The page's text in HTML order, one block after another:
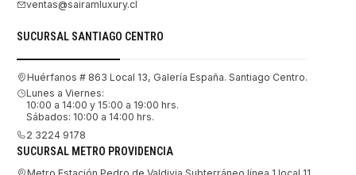
ventas@sairamluxury.cl
SUCURSAL SANTIAGO CENTRO
Huérfanos # 863 Local 13, Galería España. Santiago Centro.
Lunes a Viernes:
10:00 a 14:00 y 15:00 a 19:00 hrs.
Sábados: 10:00 a 14:00 hrs.
2 3224 9178
SUCURSAL METRO PROVIDENCIA